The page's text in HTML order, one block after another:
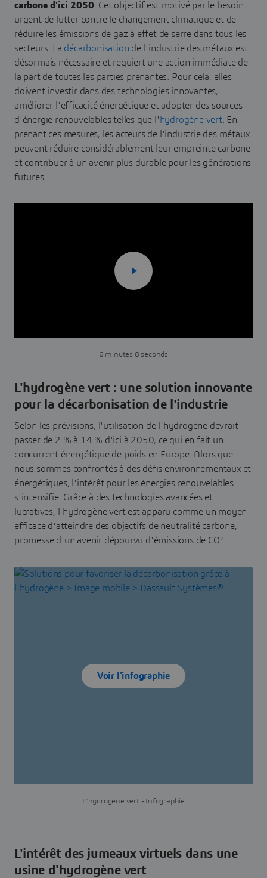
carbone d'ici 2050 . Cet objectif est motivé par le besoin
urgent de lutter contre le changement climatique et de
réduire les émissions de gaz à effet de serre dans tous les
secteurs. La décarbonisation de l'industrie des métaux est
désormais nécessaire et requiert une action immédiate de
la part de toutes les parties prenantes. Pour cela, elles
doivent investir dans des technologies innovantes,
améliorer l'efficacité énergétique et adopter des sources
d'énergie renouvelables telles que l' hydrogène vert . En
prenant ces mesures, les acteurs de l'industrie des métaux
peuvent réduire considérablement leur empreinte carbone
et contribuer à un avenir plus durable pour les générations
futures.
6 minutes 8 seconds
L'hydrogène vert : une solution innovante
pour la décarbonisation de l'industrie
Selon les prévisions, l'utilisation de l'hydrogène devrait
passer de 2 % à 14 % d'ici à 2050, ce qui en fait un
concurrent énergétique de poids en Europe. Alors que
nous sommes confrontés à des défis environnementaux et
énergétiques, l'intérêt pour les énergies renouvelables
s'intensifie. Grâce à des technologies avancées et
lucratives, l'hydrogène vert est apparu comme un moyen
efficace d'atteindre des objectifs de neutralité carbone,
promesse d'un avenir dépourvu d'émissions de CO².
Voir l'infographie
L'hydrogène vert - Infographie
L'intérêt des jumeaux virtuels dans une
usine d'hydrogène vert